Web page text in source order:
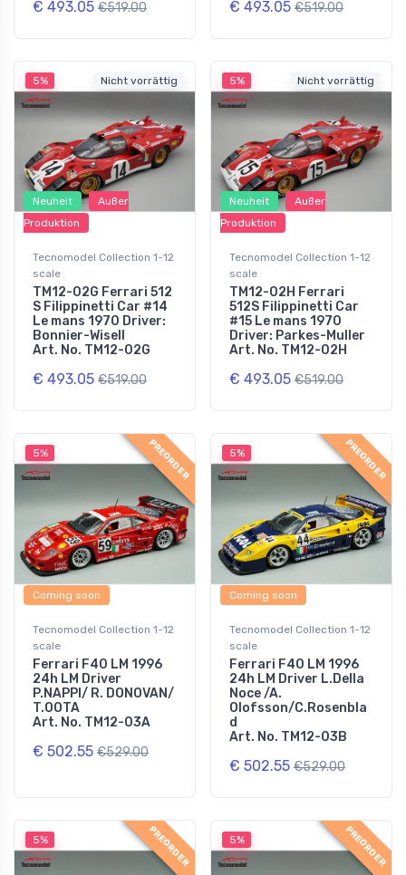
€ 493.05 €519.00 € 493.05 €519.00
5% Nicht vorrättig
Neuheit
Außer
Produktion
Tecnomodel Collection 1-12
scale
TM12-02G Ferrari 512
S Filippinetti Car #14
Le mans 1970 Driver:
Bonnier-Wisell
Art. No. TM12-02G
€ 493.05 €519.00
5% Nicht vorrättig
Neuheit
Außer
Produktion
Tecnomodel Collection 1-12
scale
TM12-02H Ferrari
512S Filippinetti Car
#15 Le mans 1970
Driver: Parkes-Muller
Art. No. TM12-02H
€ 493.05 €519.00
5% PREORDER
Coming soon
Tecnomodel Collection 1-12
scale
Ferrari F40 LM 1996
24h LM Driver
P.NAPPI/ R. DONOVAN/
T.OOTA
Art. No. TM12-03A
€ 502.55 €529.00
5% PREORDER
Coming soon
Tecnomodel Collection 1-12
scale
Ferrari F40 LM 1996
24h LM Driver L.Della
Noce /A.
Olofsson/C.Rosenbla
d
Art. No. TM12-03B
€ 502.55 €529.00
5% PREORDER 5% PREORDER